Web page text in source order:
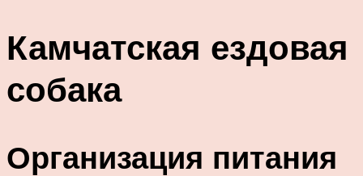
Камчатская ездовая
собака
Организация питания